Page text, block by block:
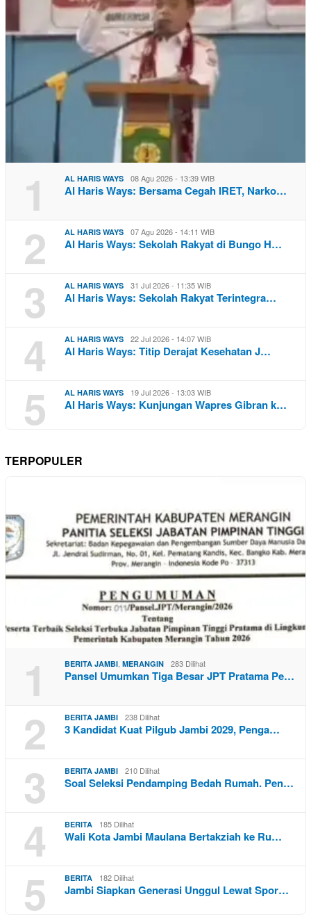
1 AL HARIS WAYS 08 Agu 2026 - 13:39 WIB
Al Haris Ways: Bersama Cegah IRET, Narko…
2 AL HARIS WAYS 07 Agu 2026 - 14:11 WIB
Al Haris Ways: Sekolah Rakyat di Bungo H…
3 AL HARIS WAYS 31 Jul 2026 - 11:35 WIB
Al Haris Ways: Sekolah Rakyat Terintegra…
4 AL HARIS WAYS 22 Jul 2026 - 14:07 WIB
Al Haris Ways: Titip Derajat Kesehatan J…
5 AL HARIS WAYS 19 Jul 2026 - 13:03 WIB
Al Haris Ways: Kunjungan Wapres Gibran k…
TERPOPULER
1 BERITA JAMBI, MERANGIN 283 Dilihat
Pansel Umumkan Tiga Besar JPT Pratama Pe…
2 BERITA JAMBI 238 Dilihat
3 Kandidat Kuat Pilgub Jambi 2029, Penga…
3 BERITA JAMBI 210 Dilihat
Soal Seleksi Pendamping Bedah Rumah. Pen…
4 BERITA 185 Dilihat
Wali Kota Jambi Maulana Bertakziah ke Ru…
5 BERITA 182 Dilihat
Jambi Siapkan Generasi Unggul Lewat Spor…